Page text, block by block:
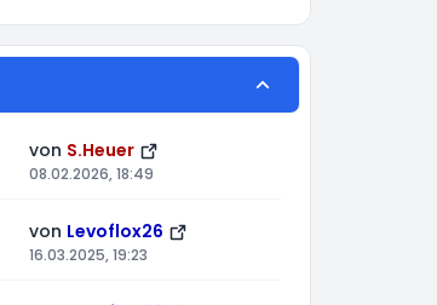
von S.Heuer
08.02.2026, 18:49
von Levoflox26
16.03.2025, 19:23